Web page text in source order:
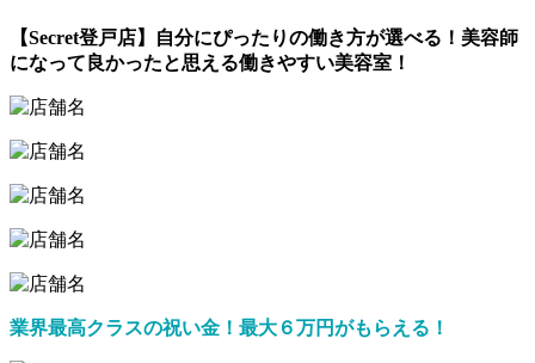
【Secret登戸店】自分にぴったりの働き方が選べる！美容師
になって良かったと思える働きやすい美容室！
業界最高クラスの祝い金！最大６万円がもらえる！